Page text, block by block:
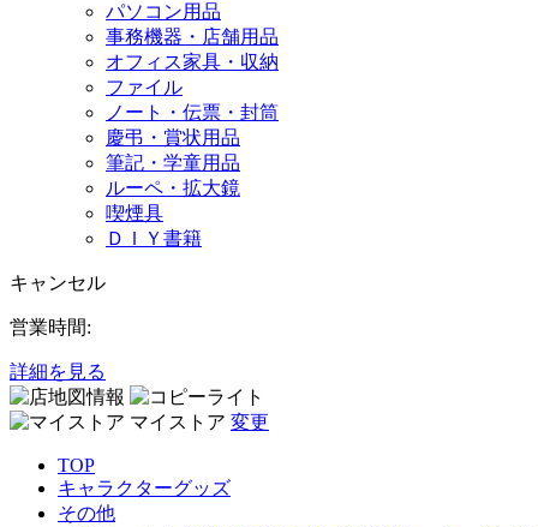
パソコン用品
事務機器・店舗用品
オフィス家具・収納
ファイル
ノート・伝票・封筒
慶弔・賞状用品
筆記・学童用品
ルーペ・拡大鏡
喫煙具
ＤＩＹ書籍
キャンセル
営業時間:
詳細を見る
マイストア 変更
TOP
キャラクターグッズ
その他